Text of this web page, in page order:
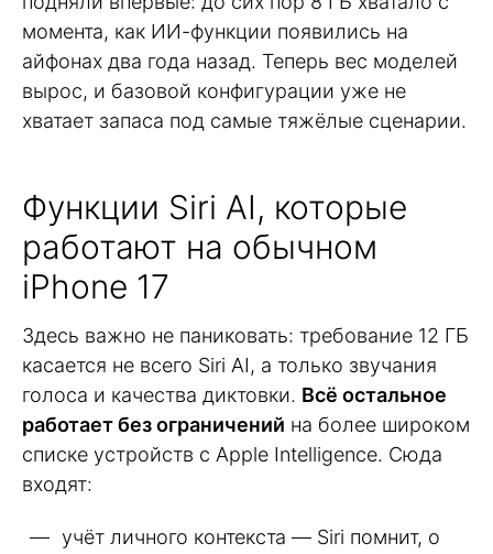
момента, как ИИ-функции появились на
айфонах два года назад. Теперь вес моделей
вырос, и базовой конфигурации уже не
хватает запаса под самые тяжёлые сценарии.
Функции Siri AI, которые
работают на обычном
iPhone 17
Здесь важно не паниковать: требование 12 ГБ
касается не всего Siri AI, а только звучания
голоса и качества диктовки. Всё остальное
работает без ограничений на более широком
списке устройств с Apple Intelligence. Сюда
входят:
учёт личного контекста — Siri помнит, о